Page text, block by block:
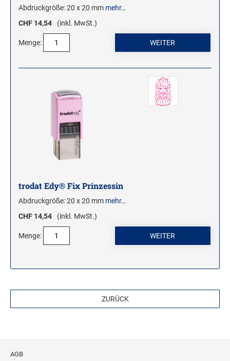
Abdruckgröße: 20 x 20 mm mehr…
CHF 14,54
(inkl. MwSt.)
Menge:
trodat Edy® Fix Prinzessin
Abdruckgröße: 20 x 20 mm mehr…
CHF 14,54
(inkl. MwSt.)
Menge:
ZURÜCK
AGB